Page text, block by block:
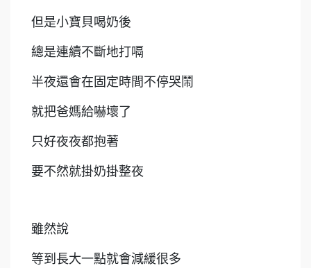
但是小寶貝喝奶後
總是連續不斷地打嗝
半夜還會在固定時間不停哭鬧
就把爸媽給嚇壞了
只好夜夜都抱著
要不然就掛奶掛整夜
雖然說
等到長大一點就會減緩很多